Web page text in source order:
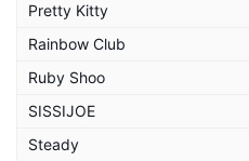
Pretty Kitty
Rainbow Club
Ruby Shoo
SISSIJOE
Steady